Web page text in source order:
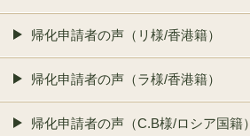
帰化申請者の声（リ様/香港籍）
帰化申請者の声（ラ様/香港籍）
帰化申請者の声（C.B様/ロシア国籍）